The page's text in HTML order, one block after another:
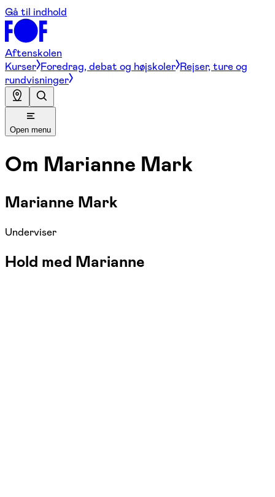
Gå til indhold
Aftenskolen
Kurser Foredrag, debat og højskoler Rejser, ture og
rundvisninger
Open menu
Om Marianne Mark
Marianne Mark
Underviser
Hold med Marianne